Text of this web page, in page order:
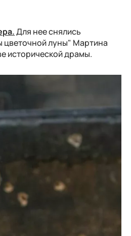
Для нее снялись
цветочной луны" Мартина
исторической драмы.